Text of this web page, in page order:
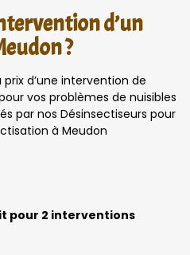
d’un
?
d’une intervention de
vos problèmes de nuisibles
par nos Désinsectiseurs pour
à Meudon
pour 2 interventions